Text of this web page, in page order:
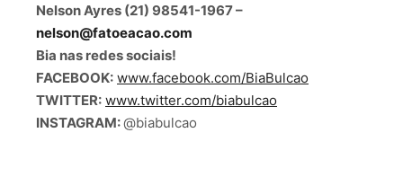
Nelson Ayres (21) 98541-1967 –
nelson@fatoeacao.com
Bia nas redes sociais!
FACEBOOK: www.facebook.com/BiaBulcao
TWITTER: www.twitter.com/biabulcao
INSTAGRAM:@biabulcao